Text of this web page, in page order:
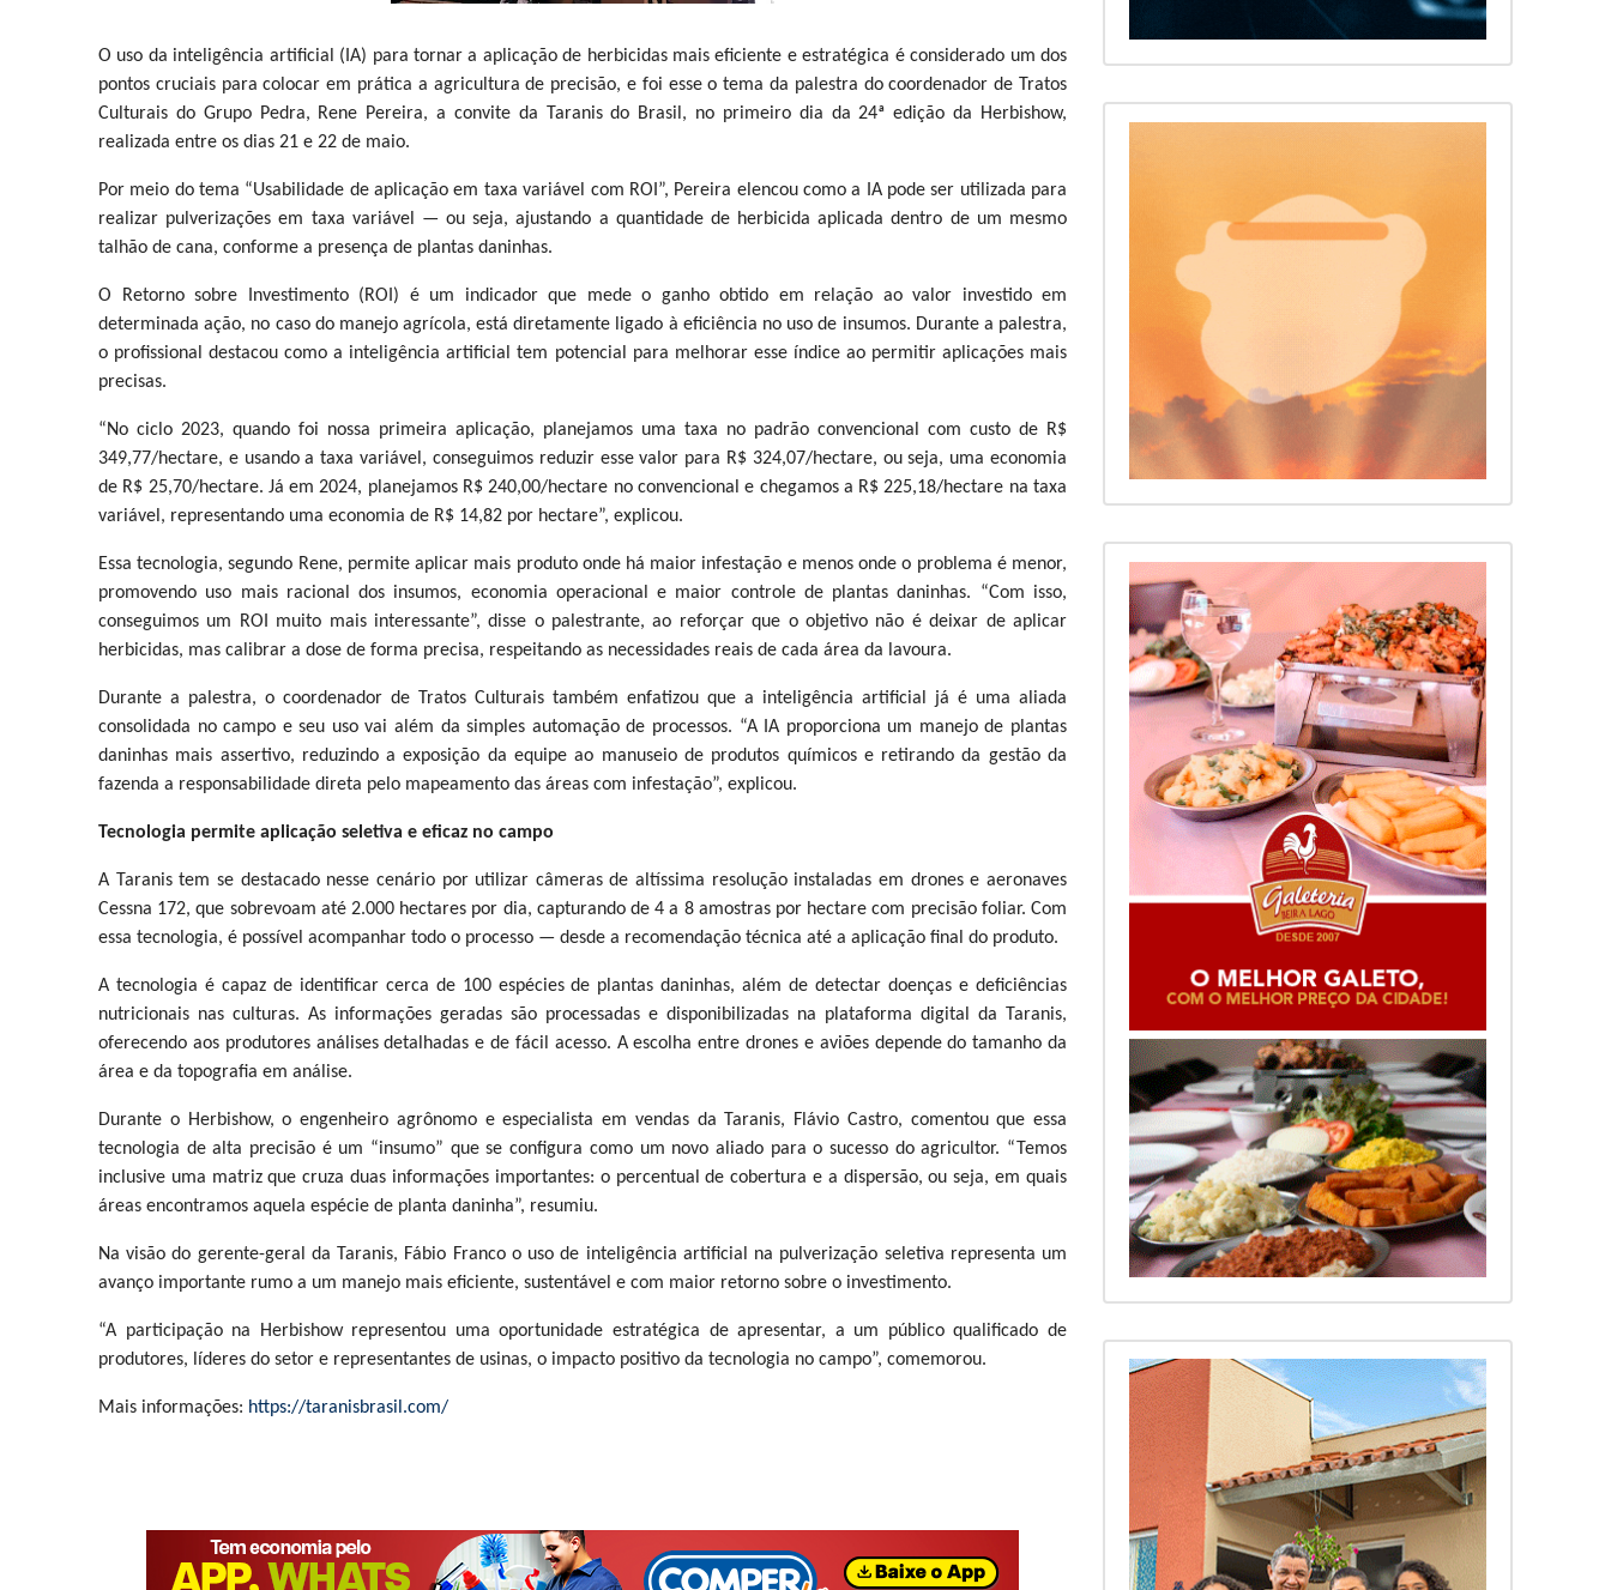
O uso da inteligência artificial (IA) para tornar a aplicação de herbicidas mais eficiente e estratégica é considerado um dos
pontos cruciais para colocar em prática a agricultura de precisão, e foi esse o tema da palestra do coordenador de Tratos
Culturais do Grupo Pedra, Rene Pereira, a convite da Taranis do Brasil, no primeiro dia da 24ª edição da Herbishow,
realizada entre os dias 21 e 22 de maio.
Por meio do tema “Usabilidade de aplicação em taxa variável com ROI”, Pereira elencou como a IA pode ser utilizada para
realizar pulverizações em taxa variável — ou seja, ajustando a quantidade de herbicida aplicada dentro de um mesmo
talhão de cana, conforme a presença de plantas daninhas.
O Retorno sobre Investimento (ROI) é um indicador que mede o ganho obtido em relação ao valor investido em
determinada ação, no caso do manejo agrícola, está diretamente ligado à eficiência no uso de insumos. Durante a palestra,
o profissional destacou como a inteligência artificial tem potencial para melhorar esse índice ao permitir aplicações mais
precisas.
“No ciclo 2023, quando foi nossa primeira aplicação, planejamos uma taxa no padrão convencional com custo de R$
349,77/hectare, e usando a taxa variável, conseguimos reduzir esse valor para R$ 324,07/hectare, ou seja, uma economia
de R$ 25,70/hectare. Já em 2024, planejamos R$ 240,00/hectare no convencional e chegamos a R$ 225,18/hectare na taxa
variável, representando uma economia de R$ 14,82 por hectare”, explicou.
Essa tecnologia, segundo Rene, permite aplicar mais produto onde há maior infestação e menos onde o problema é menor,
promovendo uso mais racional dos insumos, economia operacional e maior controle de plantas daninhas. “Com isso,
conseguimos um ROI muito mais interessante”, disse o palestrante, ao reforçar que o objetivo não é deixar de aplicar
herbicidas, mas calibrar a dose de forma precisa, respeitando as necessidades reais de cada área da lavoura.
Durante a palestra, o coordenador de Tratos Culturais também enfatizou que a inteligência artificial já é uma aliada
consolidada no campo e seu uso vai além da simples automação de processos. “A IA proporciona um manejo de plantas
daninhas mais assertivo, reduzindo a exposição da equipe ao manuseio de produtos químicos e retirando da gestão da
fazenda a responsabilidade direta pelo mapeamento das áreas com infestação”, explicou.
Tecnologia permite aplicação seletiva e eficaz no campo
A Taranis tem se destacado nesse cenário por utilizar câmeras de altíssima resolução instaladas em drones e aeronaves
Cessna 172, que sobrevoam até 2.000 hectares por dia, capturando de 4 a 8 amostras por hectare com precisão foliar. Com
essa tecnologia, é possível acompanhar todo o processo — desde a recomendação técnica até a aplicação final do produto.
A tecnologia é capaz de identificar cerca de 100 espécies de plantas daninhas, além de detectar doenças e deficiências
nutricionais nas culturas. As informações geradas são processadas e disponibilizadas na plataforma digital da Taranis,
oferecendo aos produtores análises detalhadas e de fácil acesso. A escolha entre drones e aviões depende do tamanho da
área e da topografia em análise.
Durante o Herbishow, o engenheiro agrônomo e especialista em vendas da Taranis, Flávio Castro, comentou que essa
tecnologia de alta precisão é um “insumo” que se configura como um novo aliado para o sucesso do agricultor. “Temos
inclusive uma matriz que cruza duas informações importantes: o percentual de cobertura e a dispersão, ou seja, em quais
áreas encontramos aquela espécie de planta daninha”, resumiu.
Na visão do gerente-geral da Taranis, Fábio Franco o uso de inteligência artificial na pulverização seletiva representa um
avanço importante rumo a um manejo mais eficiente, sustentável e com maior retorno sobre o investimento.
“A participação na Herbishow representou uma oportunidade estratégica de apresentar, a um público qualificado de
produtores, líderes do setor e representantes de usinas, o impacto positivo da tecnologia no campo”, comemorou.
Mais informações: https://taranisbrasil.com/